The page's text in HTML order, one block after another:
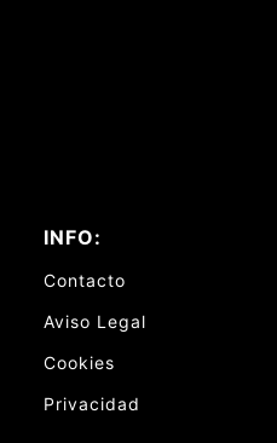
INFO:
Contacto
Aviso Legal
Cookies
Privacidad